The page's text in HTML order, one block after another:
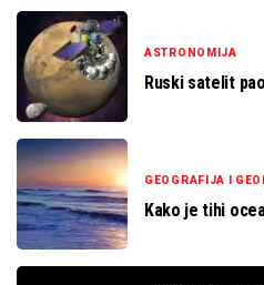
ASTRONOMIJA
Ruski satelit
GEOGRAFIJA I
Kako je tihi